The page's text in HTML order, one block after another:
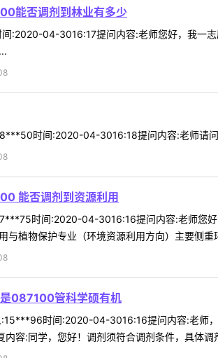
能否调剂到林业有多少
:2020-04-3016:17提问内容:老师您好，我一
时间:2020-04-3016:18提问内容:老师请
能否调剂到资源利用
时间:2020-04-3016:16提问内容:老师您
与植物保护专业（环境资源利用方向）主要侧
087100管科学硕有机
时间:2020-04-3016:16提问内容:老师
容:同学，您好！调剂须符合调剂条件，具体